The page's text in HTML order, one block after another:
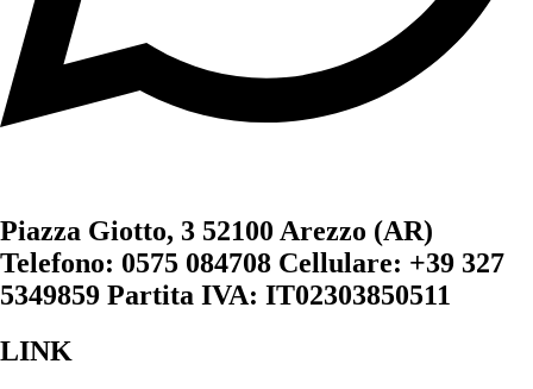
Piazza Giotto, 3 52100 Arezzo (AR)
Telefono: 0575 084708 Cellulare: +39 327
5349859 Partita IVA: IT02303850511
LINK